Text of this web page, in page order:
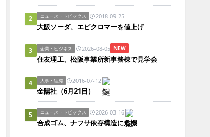
2 ニュース・トピックス 2018-09-25
大阪ソーダ、エピクロマーを値上げ
3 企業・ビジネス 2026-08-05 NEW
住友理工、松阪事業所新事務棟で見学会
4 人事・組織 2016-07-12
金陽社（6月21日）
5 ニュース・トピックス 2026-03-16
合成ゴム、ナフサ依存構造に危機